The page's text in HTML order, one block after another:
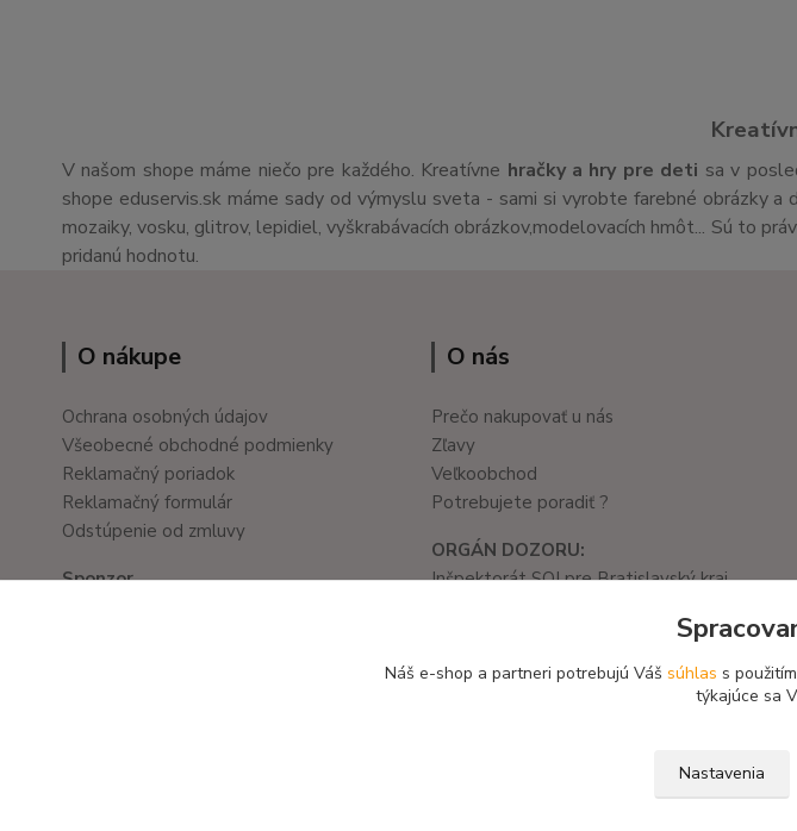
V našom shope máme niečo pre každého. Kreatívne hračky a hry pre deti sa v
shope eduservis.sk máme sady od výmyslu sveta - sami si vyrobte farebné obrázky
mozaiky, vosku, glitrov, lepidiel, vyškrabávacích obrázkov,modelovacích hmôt... Sú to
pridanú hodnotu.
O nákupe
Ochrana osobných údajov
Všeobecné obchodné podmienky
Reklamačný poriadok
Reklamačný formulár
Odstúpenie od zmluvy
Sponzor
O nás
Prečo nakupovať u nás
Zľavy
Veľkoobchod
Potrebujete poradiť ?
ORGÁN DOZORU:
Inšpektorát SOI pre Bratislavský kraj
tel. č.: 02/582 722 03
Náš e-shop a partneri potrebujú Váš súhlas s
týkajúce sa
Nastavenia